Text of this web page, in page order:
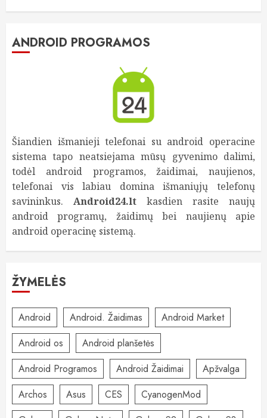
ANDROID PROGRAMOS
Šiandien išmanieji telefonai su android operacine
sistema tapo neatsiejama mūsų gyvenimo dalimi,
todėl android programos, žaidimai, naujienos,
telefonai vis labiau domina išmaniųjų telefonų
savininkus. Android24.lt kasdien rasite naujų
android programų, žaidimų bei naujienų apie
android operacinę sistemą.
ŽYMELĖS
Android Android. Žaidimas
Android Market
Android os
Android planšetės
Android Programos
Android Žaidimai
Apžvalga
Archos
Asus CES
CyanogenMod